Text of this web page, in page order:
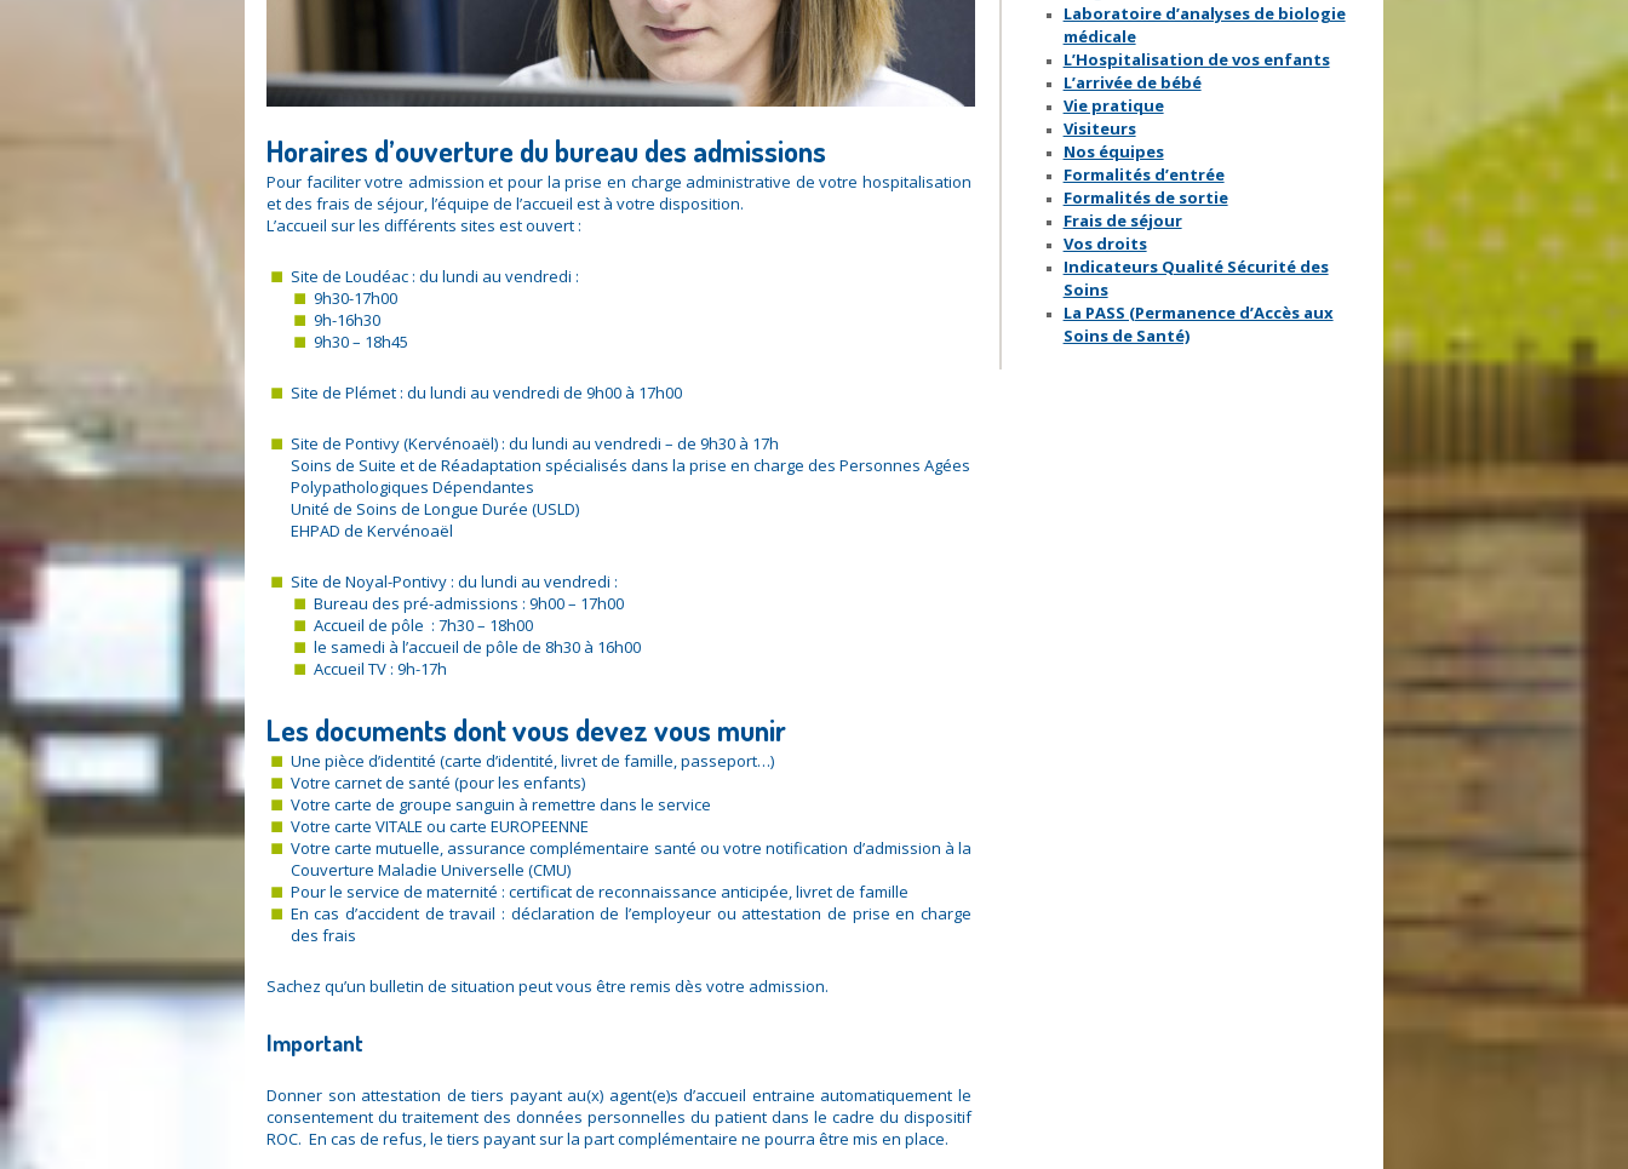
Horaires d’ouverture du bureau des admissions
Pour faciliter votre admission et pour la prise en charge administrative de votre hospitalisation
et des frais de séjour, l’équipe de l’accueil est à votre disposition.
L’accueil sur les différents sites est ouvert :
Site de Loudéac : du lundi au vendredi :
9h30-17h00
9h-16h30
9h30 – 18h45
Site de Plémet : du lundi au vendredi de 9h00 à 17h00
Site de Pontivy (Kervénoaël) : du lundi au vendredi – de 9h30 à 17h
Soins de Suite et de Réadaptation spécialisés dans la prise en charge des Personnes Agées
Polypathologiques Dépendantes
Unité de Soins de Longue Durée (USLD)
EHPAD de Kervénoaël
Site de Noyal-Pontivy : du lundi au vendredi :
Bureau des pré-admissions : 9h00 – 17h00
Accueil de pôle : 7h30 – 18h00
le samedi à l’accueil de pôle de 8h30 à 16h00
Accueil TV : 9h-17h
Les documents dont vous devez vous munir
Une pièce d’identité (carte d’identité, livret de famille, passeport…)
Votre carnet de santé (pour les enfants)
Votre carte de groupe sanguin à remettre dans le service
Votre carte VITALE ou carte EUROPEENNE
Votre carte mutuelle, assurance complémentaire santé ou votre notification d’admission à la
Couverture Maladie Universelle (CMU)
Pour le service de maternité : certificat de reconnaissance anticipée, livret de famille
En cas d’accident de travail : déclaration de l’employeur ou attestation de prise en charge
des frais
Sachez qu’un bulletin de situation peut vous être remis dès votre admission.
Important
Donner son attestation de tiers payant au(x) agent(e)s d’accueil entraine automatiquement le
consentement du traitement des données personnelles du patient dans le cadre du dispositif
ROC. En cas de refus, le tiers payant sur la part complémentaire ne pourra être mis en place.
Laboratoire d’analyses de biologie
médicale
L’Hospitalisation de vos enfants
L’arrivée de bébé
Vie pratique
Visiteurs
Nos équipes
Formalités d’entrée
Formalités de sortie
Frais de séjour
Vos droits
Indicateurs Qualité Sécurité des
Soins
La PASS (Permanence d’Accès aux
Soins de Santé)